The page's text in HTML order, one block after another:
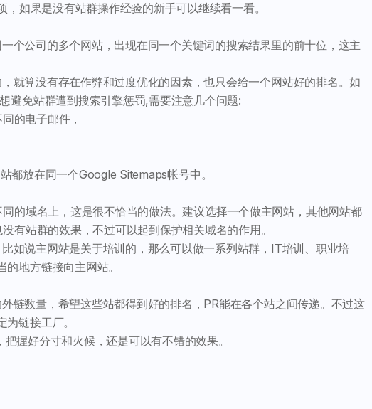
如果是没有站群操作经验的新手可以继续看一看。
公司的多个网站，出现在同一个关键词的搜索结果里的前十位，这主
算没有存在作弊和过度优化的因素，也只会给一个网站好的排名。如
避免站群遭到搜索引擎惩罚,需要注意几个问题:
的电子邮件，
都放在同一个Google Sitemaps帐号中。
的域名上，这是很不恰当的做法。建议选择一个做主网站，其他网站都
有站群的效果，不过可以起到保护相关域名的作用。
如说主网站是关于培训的，那么可以做一系列站群，IT培训、职业培
地方链接向主网站。
数量，希望这些站都得到好的排名，PR能在各个站之间传递。不过这
链接工厂。
握好分寸和火候，还是可以有不错的效果。